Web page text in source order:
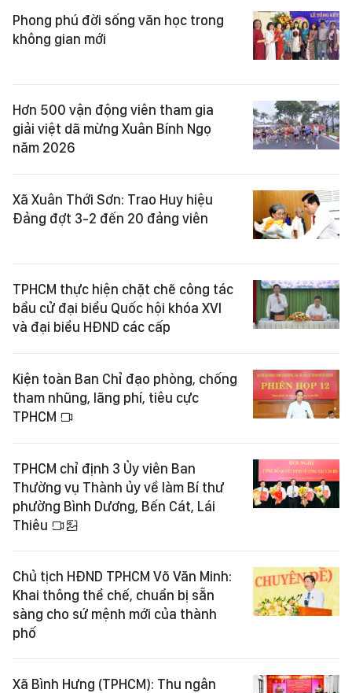
Phong phú đời sống văn học trong
không gian mới
Hơn 500 vận động viên tham gia
giải việt dã mừng Xuân Bính Ngọ
năm 2026
Xã Xuân Thới Sơn: Trao Huy hiệu
Đảng đợt 3-2 đến 20 đảng viên
TPHCM thực hiện chặt chẽ công tác
bầu cử đại biểu Quốc hội khóa XVI
và đại biểu HĐND các cấp
Kiện toàn Ban Chỉ đạo phòng, chống
tham nhũng, lãng phí, tiêu cực
TPHCM
TPHCM chỉ định 3 Ủy viên Ban
Thường vụ Thành ủy về làm Bí thư
phường Bình Dương, Bến Cát, Lái
Thiêu
Chủ tịch HĐND TPHCM Võ Văn Minh:
Khai thông thể chế, chuẩn bị sẵn
sàng cho sứ mệnh mới của thành
phố
Xã Bình Hưng (TPHCM): Thu ngân